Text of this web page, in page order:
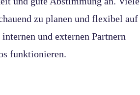
zu planen und flexibel auf
und externen Partnern
funktionieren.